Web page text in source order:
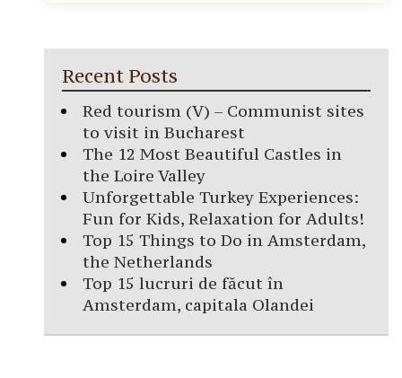
Recent Posts
Red tourism (V) – Communist sites
to visit in Bucharest
The 12 Most Beautiful Castles in
the Loire Valley
Unforgettable Turkey Experiences:
Fun for Kids, Relaxation for Adults!
Top 15 Things to Do in Amsterdam,
the Netherlands
Top 15 lucruri de făcut în
Amsterdam, capitala Olandei